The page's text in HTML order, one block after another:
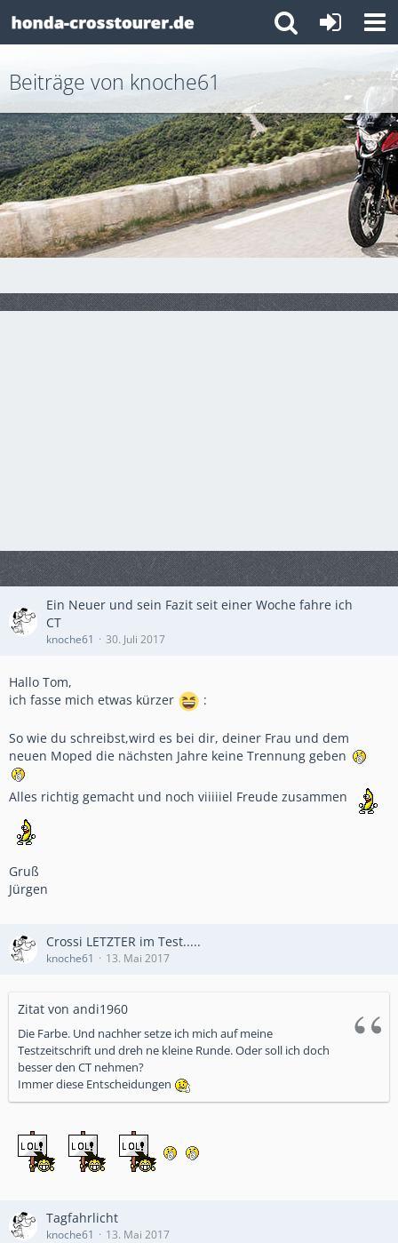
Beiträge von knoche61
Ein Neuer und sein Fazit seit einer Woche fahre ich
CT
knoche61 30. Juli 2017
Hallo Tom,
ich fasse mich etwas kürzer
:
So wie du schreibst,wird es bei dir, deiner Frau und dem
neuen Moped die nächsten Jahre keine Trennung geben
Alles richtig gemacht und noch viiiiiel Freude zusammen
Gruß
Jürgen
Crossi LETZTER im Test.....
knoche61 13. Mai 2017
Zitat von andi1960
Die Farbe. Und nachher setze ich mich auf meine
Testzeitschrift und dreh ne kleine Runde. Oder soll ich doch
besser den CT nehmen?
Immer diese Entscheidungen
Tagfahrlicht
knoche61 13. Mai 2017